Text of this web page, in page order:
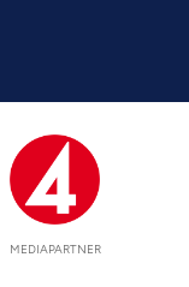
MEDIAPARTNER